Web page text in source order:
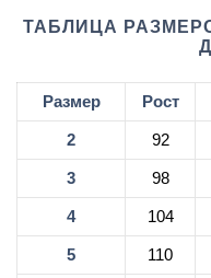
ТАБЛИЦА
Размер Рост
2 92
3 98
4 104
5 110